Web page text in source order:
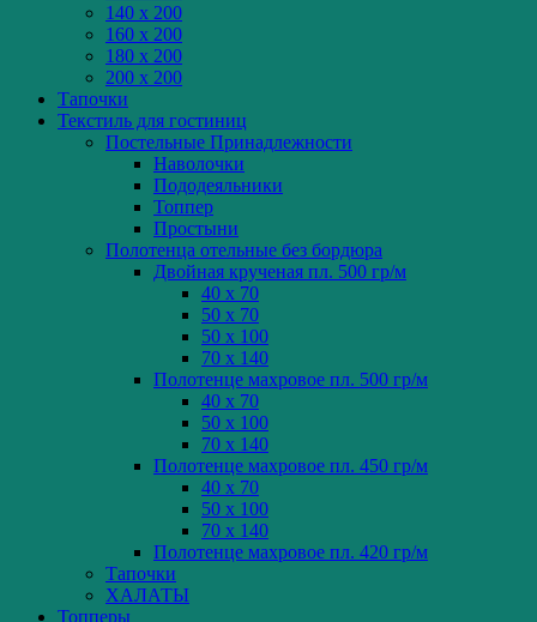
140 x 200
160 x 200
180 x 200
200 x 200
Тапочки
Текстиль для гостиниц
Постельные Принадлежности
Наволочки
Пододеяльники
Топпер
Простыни
Полотенца отельные без бордюра
Двойная крученая пл. 500 гр/м
40 x 70
50 x 70
50 x 100
70 x 140
Полотенце махровое пл. 500 гр/м
40 x 70
50 x 100
70 x 140
Полотенце махровое пл. 450 гр/м
40 x 70
50 x 100
70 x 140
Полотенце махровое пл. 420 гр/м
Тапочки
ХАЛАТЫ
Топперы